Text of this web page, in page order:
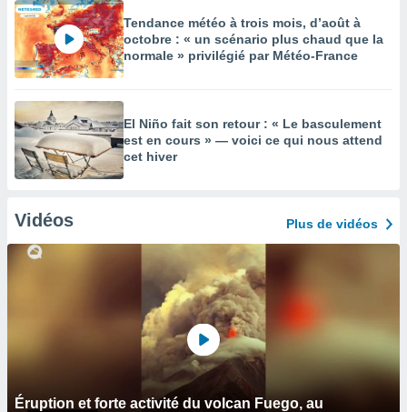
Tendance météo à trois mois, d’août à
octobre : « un scénario plus chaud que la
normale » privilégié par Météo-France
El Niño fait son retour : « Le basculement
est en cours » — voici ce qui nous attend
cet hiver
Vidéos Plus de vidéos
Éruption et forte activité du volcan Fuego, au